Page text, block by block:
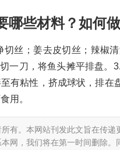
哪些材料？如何
丝；姜去皮切丝；辣椒
一刀，将鱼头摊平排盘。
有粘性，挤成球状，排在
用。
有。本网站刊发此文旨在传
网，我们将在第一时间删除。